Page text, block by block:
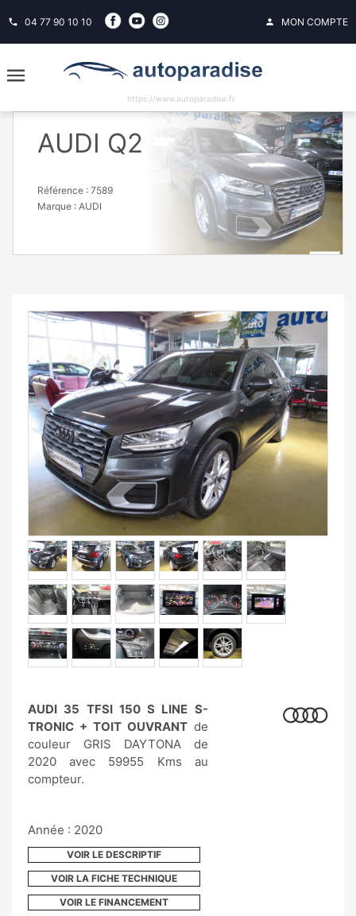
phone 04 77 90 10 10 person MON COMPTE
https://www.autoparadise.fr
AUDI Q2
Référence : 7589
Marque : AUDI
AUDI 35 TFSI 150 S LINE S-
TRONIC + TOIT OUVRANTde
couleur GRIS DAYTONA de
2020 avec 59955 Kms au
compteur.
Année : 2020
VOIR LE DESCRIPTIF
VOIR LA FICHE TECHNIQUE
VOIR LE FINANCEMENT